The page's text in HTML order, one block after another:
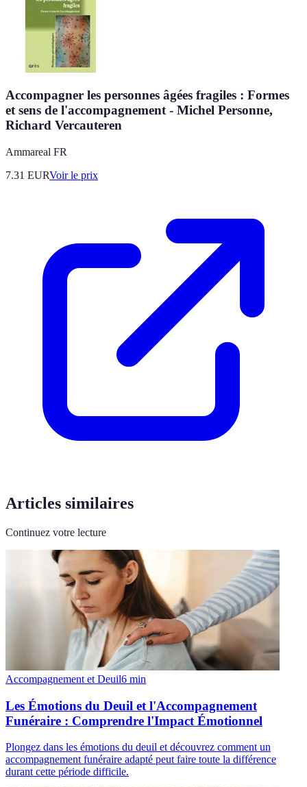
Accompagner les personnes âgées fragiles : Formes
et sens de l'accompagnement - Michel Personne,
Richard Vercauteren
Ammareal FR
7.31 EURVoir le prix
Articles similaires
Continuez votre lecture
Accompagnement et Deuil6 min
Les Émotions du Deuil et l'Accompagnement
Funéraire : Comprendre l'Impact Émotionnel
Plongez dans les émotions du deuil et découvrez comment un
accompagnement funéraire adapté peut faire toute la différence
durant cette période difficile.